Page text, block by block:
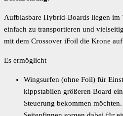
Aufblasbare Hybrid-Boards liegen im
einfach zu transportieren und
mit dem Crossover iFoil die Krone
Es ermöglicht
Wingsurfen (ohne Foil) für
kippstabilen größeren Board
Steuerung bekommen